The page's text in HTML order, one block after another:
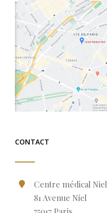
CONTACT
Centre médical Niel
81 Avenue Niel